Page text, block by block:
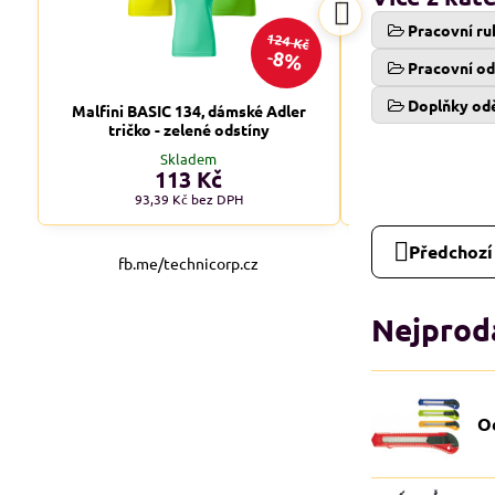
Pracovní
Pracovní
Doplňky
124 Kč
8%
Malfini BASIC 134, dámské Adler
tričko - zelené odstíny
Skladem
113 Kč
93,39 Kč bez DPH
Malfini BASIC
tričko -
fb.me/technicorp.cz